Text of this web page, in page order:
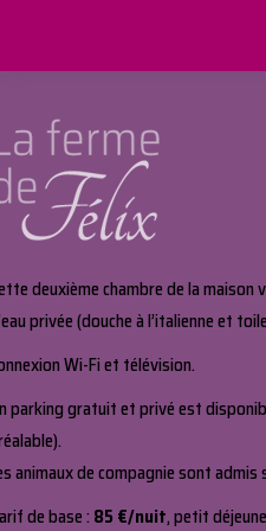
deuxième chambre de la maison
privée (douche à l’italienne et
Wi-Fi et télévision.
parking gratuit et privé est
animaux de compagnie sont
de base : 85 €/nuit, petit